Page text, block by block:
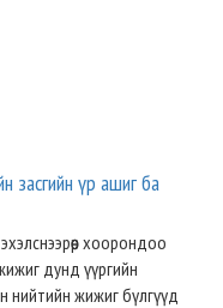
засгийн үр ашиг ба
хоорондоо
дунд үүргийн
нийтийн жижиг бүлгүүд